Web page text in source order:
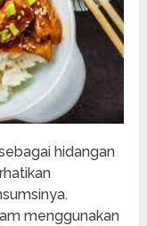
hidangan
menggunakan